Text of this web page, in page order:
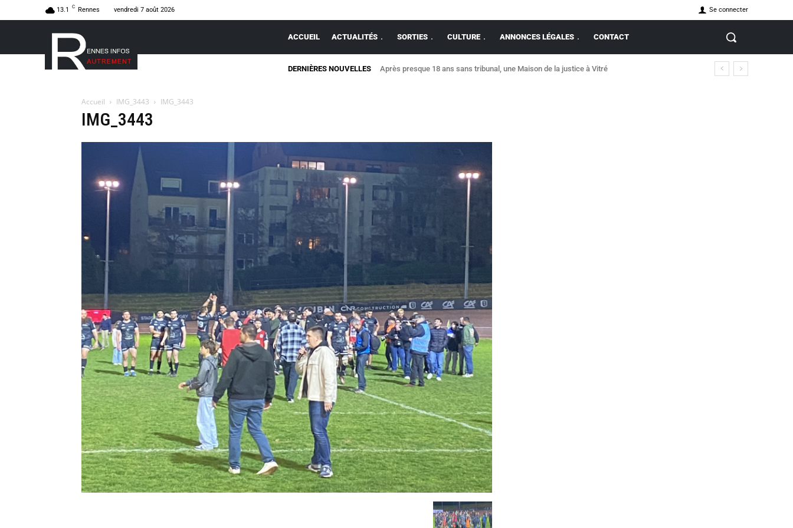
13.1 C Rennes vendredi 7 août 2026 Se connecter
ACCUEIL ACTUALITÉS SORTIES CULTURE ANNONCES LÉGALES CONTACT
DERNIÈRES NOUVELLES Après presque 18 ans sans tribunal, une Maison de la justice à Vitré
Accueil IMG_3443 IMG_3443
IMG_3443